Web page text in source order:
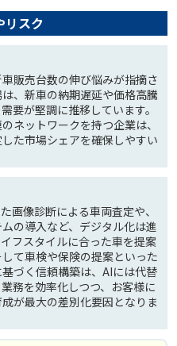
リスク
販売台数の伸び悩みが指摘さ
、新車の納期遅延や価格高騰
要が堅調に推移しています。
ネットワークを持つ企業は、
た市場シェアを確保しやすい
画像診断による車両査定や、
の導入など、デジタル化は進
フスタイルに合った車を提案
て車検や保険の提案といった
づく信頼構築は、AIには代替
務を効率化しつつ、お客様に
が最大の差別化要因となりま